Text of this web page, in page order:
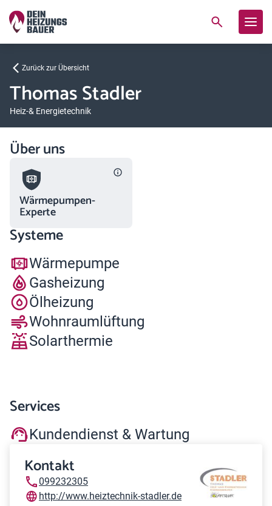
Zurück zur Übersicht
Thomas Stadler
Heiz-& Energietechnik
Über uns
Wärmepumpen-
Experte
Systeme
Wärmepumpe
Gasheizung
Ölheizung
Wohnraumlüftung
Solarthermie
Services
Kundendienst & Wartung
Kontakt
099232305
http://www.heiztechnik-stadler.de